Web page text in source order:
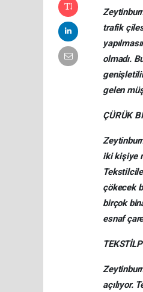
trafik
olmadı.
gelen
ÇÜRÜK
iki kişiye
çökecek
birçok
esnaf
açılıyor.